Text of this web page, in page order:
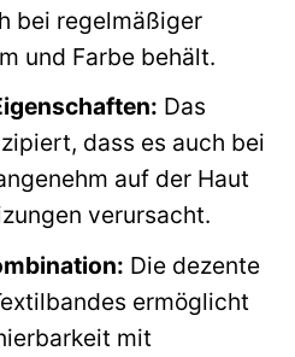
bei regelmäßiger
und Farbe behält.
Das
dass es auch bei
auf der Haut
verursacht.
Die dezente
ermöglicht
mit